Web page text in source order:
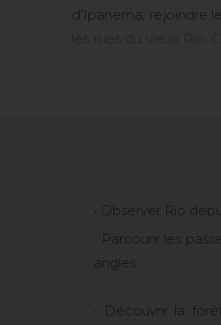
d’Ipanema, rejoindre
les rues du vieux Rio.
dans la région de
doigt la culture afro-
• Observer Rio
• Parcourir les
angles.
• Découvrir la